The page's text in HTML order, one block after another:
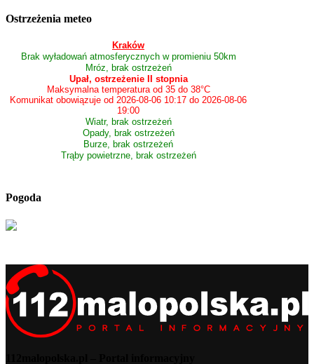
Ostrzeżenia meteo
Kraków
Brak wyładowań atmosferycznych w promieniu 50km
Mróz, brak ostrzeżeń
Upał, ostrzeżenie II stopnia
Maksymalna temperatura od 35 do 38°C
Komunikat obowiązuje od 2026-08-06 10:17 do 2026-08-06
19:00
Wiatr, brak ostrzeżeń
Opady, brak ostrzeżeń
Burze, brak ostrzeżeń
Trąby powietrzne, brak ostrzeżeń
Pogoda